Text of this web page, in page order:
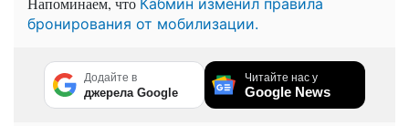
бронирования от мобилизации.
Додайте в
джерела Google
Читайте нас у
Google News